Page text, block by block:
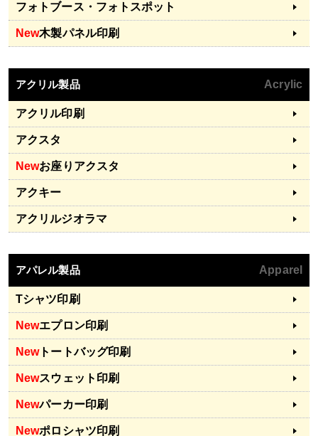
フォトブース・フォトスポット
New木製パネル印刷
アクリル製品 Acrylic
アクリル印刷
アクスタ
Newお座りアクスタ
アクキー
アクリルジオラマ
アパレル製品 Apparel
Tシャツ印刷
Newエプロン印刷
Newトートバッグ印刷
Newスウェット印刷
Newパーカー印刷
Newポロシャツ印刷